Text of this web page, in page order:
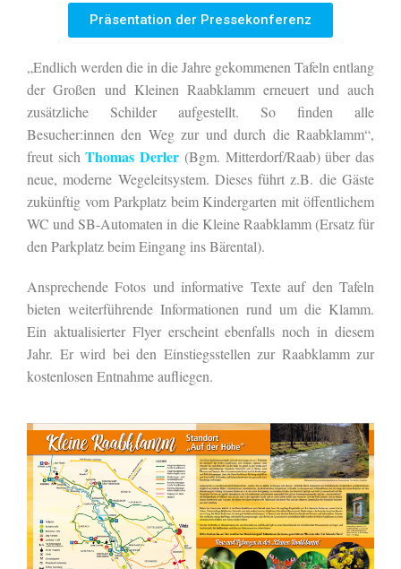
Präsentation der Pressekonferenz
„Endlich werden die in die Jahre gekommenen Tafeln entlang
der Großen und Kleinen Raabklamm erneuert und auch
zusätzliche Schilder aufgestellt. So finden alle
Besucher:innen den Weg zur und durch die Raabklamm“,
freut sichThomas Derler (Bgm. Mitterdorf/Raab) über das
neue, moderne Wegeleitsystem. Dieses führt z.B. die Gäste
zukünftig vom Parkplatz beim Kindergarten mit öffentlichem
WC und SB-Automaten in die Kleine Raabklamm (Ersatz für
den Parkplatz beim Eingang ins Bärental).
Ansprechende Fotos und informative Texte auf den Tafeln
bieten weiterführende Informationen rund um die Klamm.
Ein aktualisierter Flyer erscheint ebenfalls noch in diesem
Jahr. Er wird bei den Einstiegsstellen zur Raabklamm zur
kostenlosen Entnahme aufliegen.